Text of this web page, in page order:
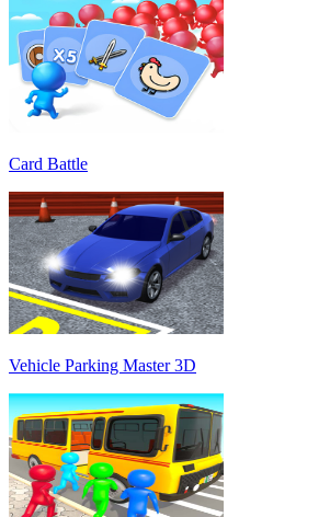
Card Battle
Vehicle Parking Master 3D